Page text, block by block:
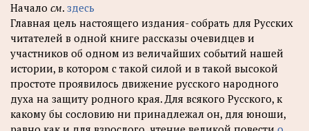
Начало см. здесь
Главная цель настоящего издания- собрать для Русских
читателей в одной книге рассказы очевидцев и
участников об одном из величайших событий нашей
истории, в котором с такой силой и в такой высокой
простоте проявилось движение русского народного
духа на защиту родного края. Для всякого Русского, к
какому бы сословию ни принадлежал он, для юноши,